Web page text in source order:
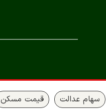
سهام عدالت قیمت مسکن